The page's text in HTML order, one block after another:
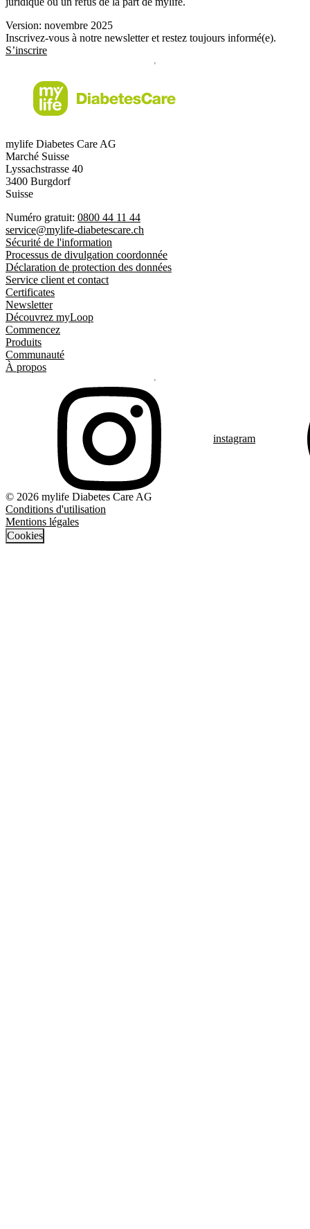
Version: novembre 2025
Inscrivez-vous à notre newsletter et restez toujours informé(e).
S’inscrire
mylife Diabetes Care AG
Marché Suisse
Lyssachstrasse 40
3400 Burgdorf
Suisse
Numéro gratuit: 0800 44 11 44
service@mylife-diabetescare.ch
Sécurité de l'information
Processus de divulgation coordonnée
Déclaration de protection des données
Service client et contact
Certificates
Newsletter
Découvrez myLoop
Commencez
Produits
Communauté
À propos
instagram
© 2026 mylife Diabetes Care AG
Conditions d'utilisation
Mentions légales
Cookies